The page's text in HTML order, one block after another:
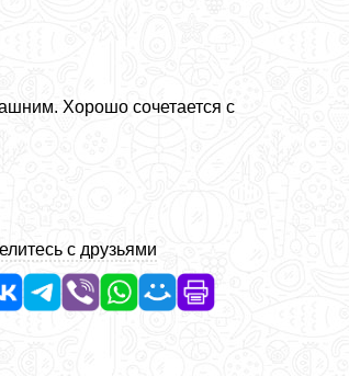
Хорошо сочетается с
с друзьями